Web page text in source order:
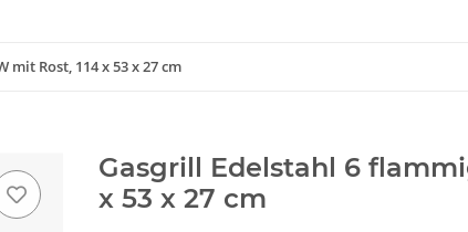
mit Rost, 114 x 53 x 27 cm
Gasgrill Edelstahl 6
x 53 x 27 cm